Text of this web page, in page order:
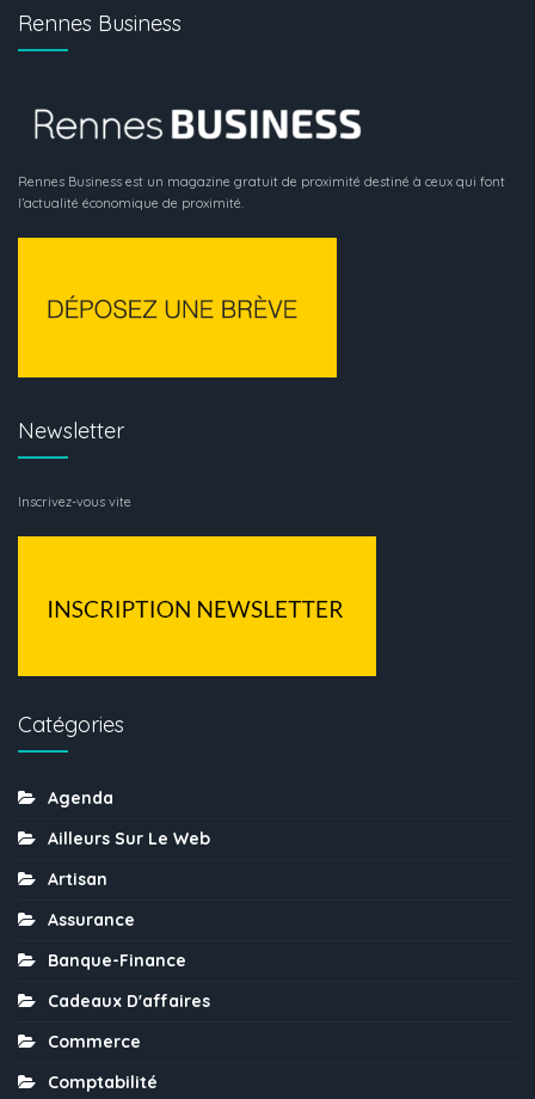
Rennes Business
Rennes Business est un magazine gratuit de proximité destiné à ceux qui font
l’actualité économique de proximité.
Newsletter
Inscrivez-vous vite
Catégories
Agenda
Ailleurs Sur Le Web
Artisan
Assurance
Banque-Finance
Cadeaux D'affaires
Commerce
Comptabilité